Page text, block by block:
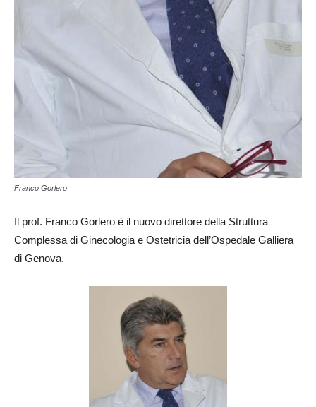
Franco Gorlero
Il prof. Franco Gorlero è il nuovo direttore della Struttura
Complessa di Ginecologia e Ostetricia dell’Ospedale Galliera
di Genova.